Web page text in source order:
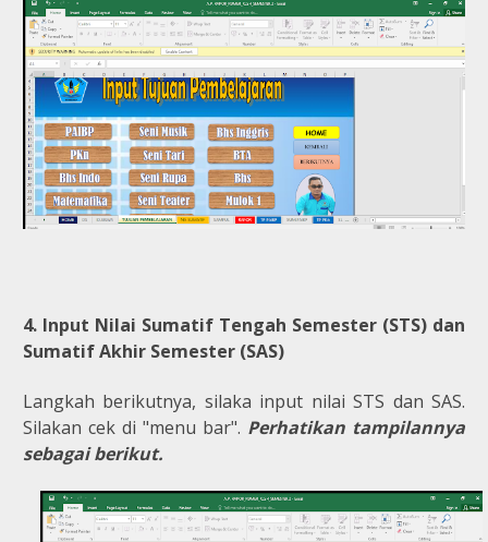
4. Input Nilai Sumatif Tengah Semester (STS) dan
Sumatif Akhir Semester (SAS)
Langkah berikutnya, silaka input nilai STS dan SAS.
Silakan cek di "menu bar". Perhatikan tampilannya
sebagai berikut.